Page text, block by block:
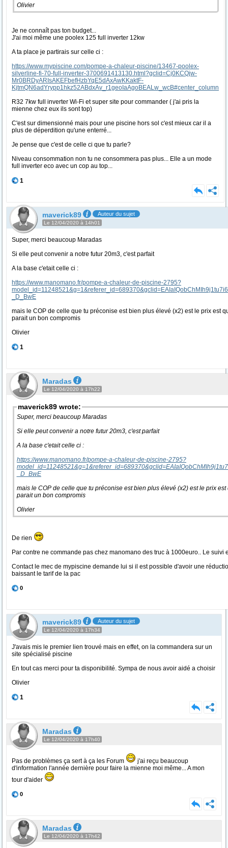
Olivier
Je ne connaît pas ton budget...
J'ai moi même une poolex 125 full inverter 12kw
A ta place je partirais sur celle ci :
https://www.mypiscine.com/pompe-a-chaleur-piscine/13467-poolex-
silverline-fi-70-full-inverter-3700691413130.html?gclid=Cj0KCQjw-
Mr0BRDyARIsAKEFbefHzbYqE5dAxAwKKaktF-
KjtmQN6adYrypp1hkz52ABdxAv_r1geoIaAgoBEALw_wcB#center_column
R32 7kw full inverter Wi-Fi et super site pour commander ( j'ai pris la
mienne chez eux ils sont top)
C'est sur dimensionné mais pour une piscine hors sol c'est mieux car il a
plus de déperdition qu'une enterré...
Je pense que c'est de celle ci que tu parle?
Niveau consommation non tu ne consommera pas plus... Elle a un mode
full inverter eco avec un cop au top...
1
maverick89 Auteur du sujet
Le 12/04/2020 à 14h01
Super, merci beaucoup Maradas
Si elle peut convenir a notre futur 20m3, c'est parfait
A la base c'etait celle ci :
https://www.manomano.fr/pompe-a-chaleur-de-piscine-2795?
_D_BwE
mais le COP de celle que tu préconise est bien plus élevé (x2) est le prix est
parait un bon compromis
Olivier
1
Maradas
Le 12/04/2020 à 17h22
maverick89 wrote:
Super, merci beaucoup Maradas
Si elle peut convenir a notre futur 20m3, c'est parfait
A la base c'etait celle ci :
https://www.manomano.fr/pompe-a-chaleur-de-piscine-2795?
_D_BwE
mais le COP de celle que tu préconise est bien plus élevé (x2) est le prix
parait un bon compromis
Olivier
De rien
Par contre ne commande pas chez manomano des truc à 1000euro.. Le suivi
Contact le mec de mypiscine demande lui si il est possible d'avoir une
baissant le tarif de la pac
0
maverick89 Auteur du sujet
Le 12/04/2020 à 17h34
J'avais mis le premier lien trouvé mais en effet, on la commandera sur un
site spécialisé piscine
En tout cas merci pour ta disponibilité. Sympa de nous avoir aidé a choisir
Olivier
1
Maradas
Le 12/04/2020 à 17h40
Pas de problèmes ça sert à ça les Forum
j'ai reçu beaucoup
d'information l'année dernière pour faire la mienne moi même... A mon
tour d'aider
0
Maradas
Le 12/04/2020 à 17h42